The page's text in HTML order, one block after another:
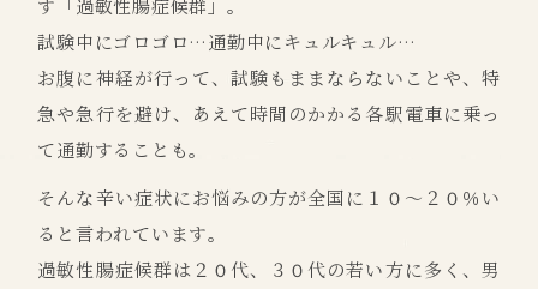
す「過敏性腸症候群」。
試験中にゴロゴロ…通勤中にキュルキュル…
お腹に神経が行って、試験もままならないことや、特
急や急行を避け、あえて時間のかかる各駅電車に乗っ
て通勤することも。
そんな辛い症状にお悩みの方が全国に１０～２０％い
ると言われています。
過敏性腸症候群は２０代、３０代の若い方に多く、男